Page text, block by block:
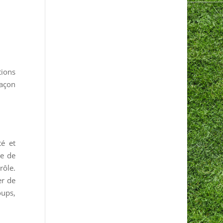
et
de
de